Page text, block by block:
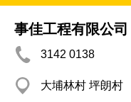
事佳工程有限公司
3142 0138
大埔林村 坪朗村